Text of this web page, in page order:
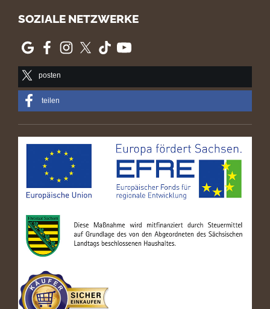
SOZIALE NETZWERKE
posten
teilen